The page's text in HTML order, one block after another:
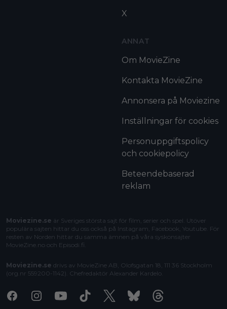
X
ANNAT
Om MovieZine
Kontakta MovieZine
Annonsera på Moviezine
Inställningar för cookies
Personuppgiftspolicy
och cookiepolicy
Beteendebaserad
reklam
Moviezine.se är Sveriges största sajt för film, serier och spel. Utöver
populära sajten hittar du oss också på Instagram, Facebook, Youtube. För
resten av Norden hittar du samma ämnen på våra syskonsajter
MovieZine.no och Episodi.fi
Moviezine.se drivs av MovieZine AB, Olofsgatan 18, 111 36 Stockholm
(org.nr 559200-1142). Chefredaktör Alexander Kardelo
FacebookInstagramYoutubeTiktok X BlueskyThreads